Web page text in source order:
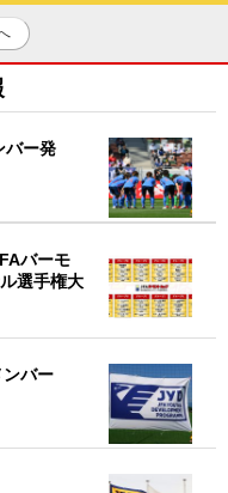
バー発
バーモ
選手権大
ンバー